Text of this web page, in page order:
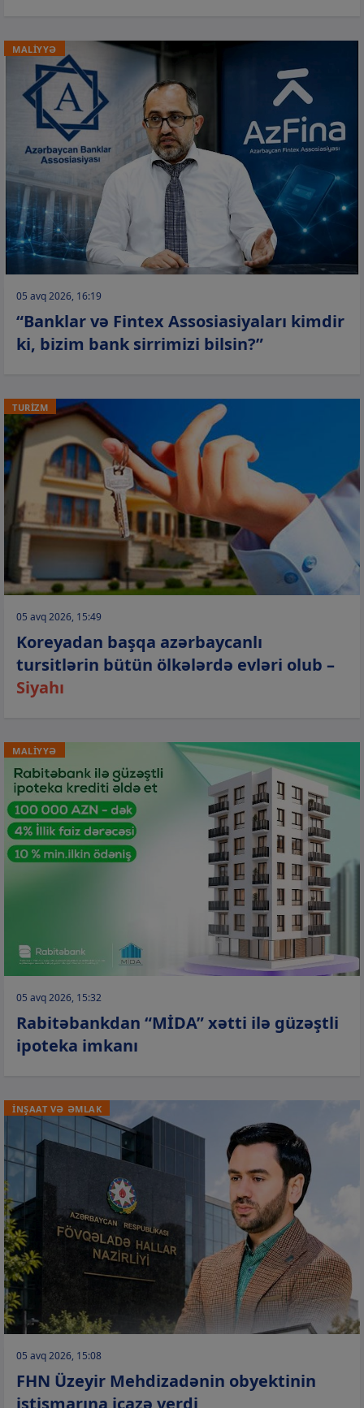
MALİYYƏ
05 avq 2026, 16:19
“Banklar və Fintex Assosiasiyaları kimdir
ki, bizim bank sirrimizi bilsin?”
TURİZM
05 avq 2026, 15:49
Koreyadan başqa azərbaycanlı
tursitlərin bütün ölkələrdə evləri olub –
Siyahı
MALİYYƏ
05 avq 2026, 15:32
Rabitəbankdan “MİDA” xətti ilə güzəştli
ipoteka imkanı
İNŞAAT VƏ ƏMLAK
05 avq 2026, 15:08
FHN Üzeyir Mehdizadənin obyektinin